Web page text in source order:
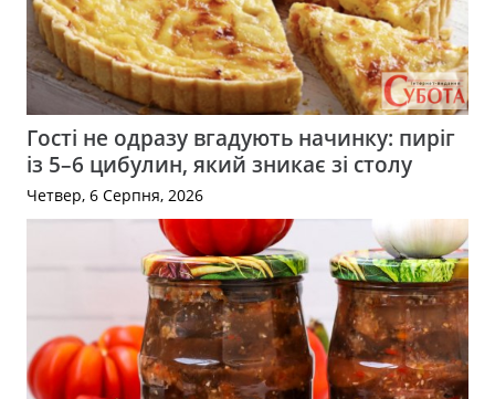
Гості не одразу вгадують начинку: пиріг
із 5–6 цибулин, який зникає зі столу
Четвер, 6 Серпня, 2026